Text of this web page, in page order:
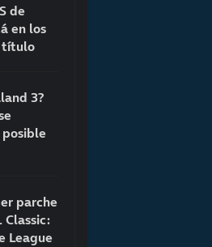
de
en los
título
3?
parche
Classic:
League